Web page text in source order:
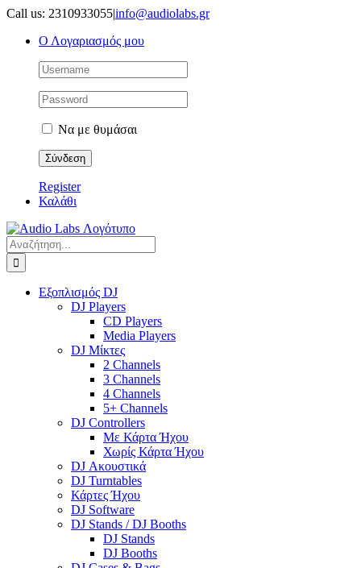
Μετάβαση
περιεχόμενο
Call us: 2310933055|info@audiolabs.gr
Ο Λογαριασμός μου
Να με θυμάσαι
Register
Καλάθι
Αναζήτηση
για:
Εξοπλισμός DJ
DJ Players
CD Players
Media Players
DJ Μίκτες
2 Channels
3 Channels
4 Channels
5+ Channels
DJ Controllers
Με Κάρτα Ήχου
Χωρίς Κάρτα Ήχου
DJ Ακουστικά
DJ Turntables
Κάρτες Ήχου
DJ Software
DJ Stands / DJ Booths
DJ Stands
DJ Booths